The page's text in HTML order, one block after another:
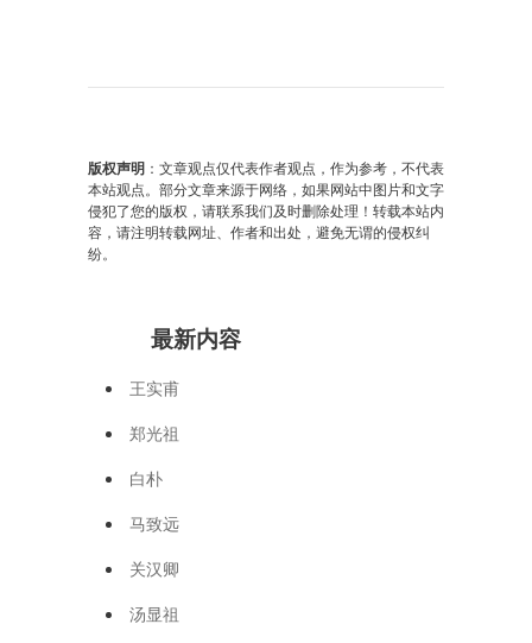
版权声明 ：文章观点仅代表作者观点，作为参考，不代表
本站观点。部分文章来源于网络，如果网站中图片和文字
侵犯了您的版权，请联系我们及时删除处理！转载本站内
容，请注明转载网址、作者和出处，避免无谓的侵权纠
纷。
最新内容
王实甫
郑光祖
白朴
马致远
关汉卿
汤显祖